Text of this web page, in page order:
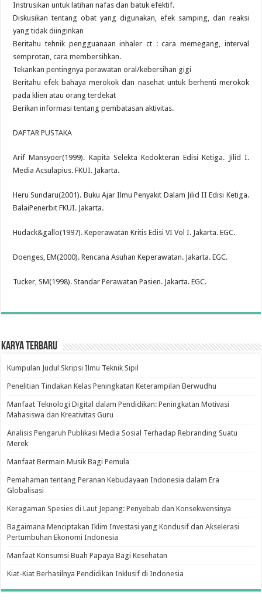
Instrusikan untuk latihan nafas dan batuk efektif.
Diskusikan tentang obat yang digunakan, efek samping, dan reaksi
yang tidak diinginkan
Beritahu tehnik pengguanaan inhaler ct : cara memegang, interval
semprotan, cara membersihkan.
Tekankan pentingnya perawatan oral/kebersihan gigi
Beritahu efek bahaya merokok dan nasehat untuk berhenti merokok
pada klien atau orang terdekat
Berikan informasi tentang pembatasan aktivitas.
DAFTAR PUSTAKA
Arif Mansyoer(1999). Kapita Selekta Kedokteran Edisi Ketiga. Jilid I.
Media Acsulapius. FKUI. Jakarta.
Heru Sundaru(2001). Buku Ajar Ilmu Penyakit Dalam Jilid II Edisi Ketiga.
BalaiPenerbit FKUI. Jakarta.
Hudack&gallo(1997). Keperawatan Kritis Edisi VI Vol I. Jakarta. EGC.
Doenges, EM(2000). Rencana Asuhan Keperawatan. Jakarta. EGC.
Tucker, SM(1998). Standar Perawatan Pasien. Jakarta. EGC.
Karya Terbaru
Kumpulan Judul Skripsi Ilmu Teknik Sipil
Penelitian Tindakan Kelas Peningkatan Keterampilan Berwudhu
Manfaat Teknologi Digital dalam Pendidikan: Peningkatan Motivasi
Mahasiswa dan Kreativitas Guru
Analisis Pengaruh Publikasi Media Sosial Terhadap Rebranding Suatu
Merek
Manfaat Bermain Musik Bagi Pemula
Pemahaman tentang Peranan Kebudayaan Indonesia dalam Era
Globalisasi
Keragaman Spesies di Laut Jepang: Penyebab dan Konsekwensinya
Bagaimana Menciptakan Iklim Investasi yang Kondusif dan Akselerasi
Pertumbuhan Ekonomi Indonesia
Manfaat Konsumsi Buah Papaya Bagi Kesehatan
Kiat-Kiat Berhasilnya Pendidikan Inklusif di Indonesia